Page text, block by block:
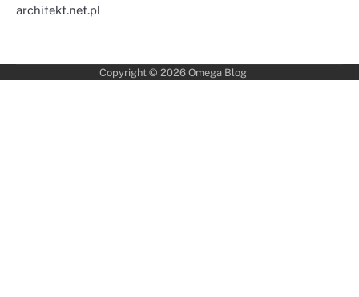
architekt.net.pl
Copyright © 2026 Omega Blog